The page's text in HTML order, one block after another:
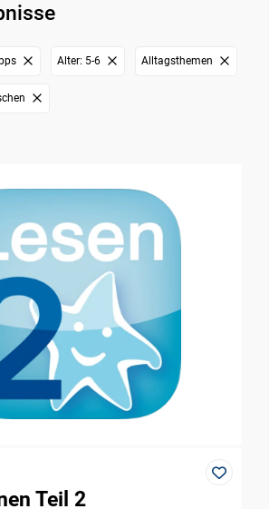
Alter: 5-6 Alltagsthemen
Teil 2